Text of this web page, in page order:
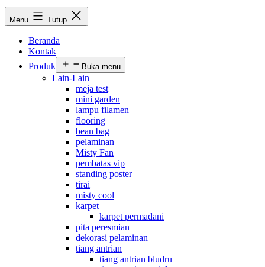
Menu Tutup
Beranda
Kontak
Produk
Buka menu
Lain-Lain
meja test
mini garden
lampu filamen
flooring
bean bag
pelaminan
Misty Fan
pembatas vip
standing poster
tirai
misty cool
karpet
karpet permadani
pita peresmian
dekorasi pelaminan
tiang antrian
tiang antrian bludru